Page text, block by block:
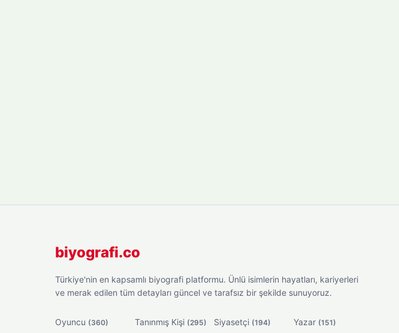
biyografi.co
Türkiye'nin en kapsamlı biyografi platformu. Ünlü isimlerin hayatları, kariyerleri
ve merak edilen tüm detayları güncel ve tarafsız bir şekilde sunuyoruz.
Oyuncu (360) Tanınmış Kişi (295) Siyasetçi (194) Yazar (151)